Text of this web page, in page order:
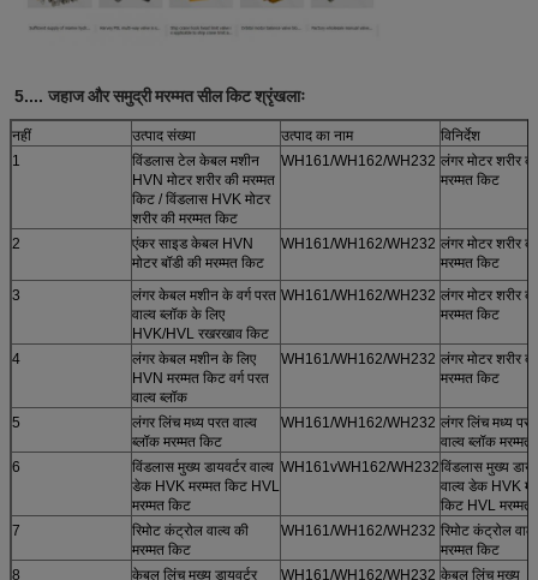
5.... जहाज और समुद्री मरम्मत सील किट श्रृंखलाः
नहीं उत्पाद संख्या उत्पाद का नाम
विनिर्देश
1
विंडलास टेल केबल मशीन
HVN मोटर शरीर की मरम्मत
किट / विंडलास HVK मोटर
शरीर की मरम्मत किट
WH161/WH162/WH232 लंगर मोटर शरीर की
मरम्मत किट
2
एंकर साइड केबल HVN
मोटर बॉडी की मरम्मत किट
WH161/WH162/WH232 लंगर मोटर शरीर की
मरम्मत किट
3
लंगर केबल मशीन के वर्ग परत
वाल्व ब्लॉक के लिए
HVK/HVL रखरखाव किट
WH161/WH162/WH232 लंगर मोटर शरीर की
मरम्मत किट
4
लंगर केबल मशीन के लिए
HVN मरम्मत किट वर्ग परत
वाल्व ब्लॉक
WH161/WH162/WH232 लंगर मोटर शरीर की
मरम्मत किट
5
लंगर लिंच मध्य परत वाल्व
ब्लॉक मरम्मत किट
WH161/WH162/WH232 लंगर लिंच मध्य परत
वाल्व ब्लॉक मरम्मत
6
विंडलास मुख्य डायवर्टर वाल्व
डेक HVK मरम्मत किट HVL
मरम्मत किट
WH161vWH162/WH232विंडलास मुख्य
वाल्व डेक HVK
किट HVL मरम्मत
7
रिमोट कंट्रोल वाल्व की
मरम्मत किट
WH161/WH162/WH232 रिमोट कंट्रोल
मरम्मत किट
8
केबल लिंच मुख्य डायवर्टर
WH161/WH162/WH232 केबल लिंच मुख्य